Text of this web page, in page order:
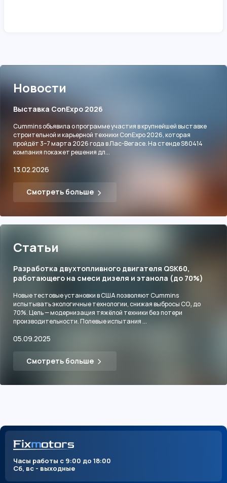
Новости
Выставка ConExpo 2026
Cummins объявила о программе участия в крупнейшей выставке
строительной и карьерной техники ConExpo 2026, которая
пройдёт 3–7 марта 2026 года в Лас-Вегасе. На стенде S80414
компания покажет решения дл...
13.02.2026
Смотреть больше
Статьи
Разработка двухтопливного двигателя QSK60,
работающего на смеси дизеля и этанола (до 70%)
Новые тестовые установки в США позволяют Cummins
испытывать экологичные технологии, снижая выбросы CO₂ до
70%. Цель — модернизация тяжёлой техники без потери
производительности. Полевые испытания ...
05.09.2025
Смотреть больше
Часы работы с 9:00 до 18:00
Сб, вс - выходные